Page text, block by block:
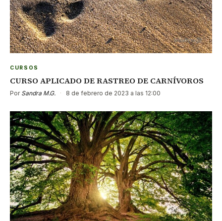
CURSOS
CURSO APLICADO DE RASTREO DE CARNÍVOROS
Por Sandra M.G. · 8 de febrero de 2023 a las 12:00